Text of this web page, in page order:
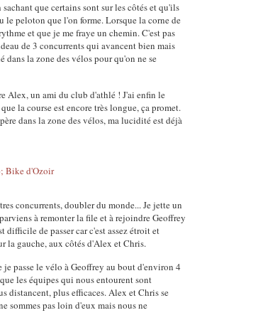
que certains sont sur les côtés et qu'ils
le peloton que l'on forme. Lorsque la corne de
et que je me fraye un chemin. C'est pas
de 3 concurrents qui avancent bien mais
la zone des vélos pour qu'on ne se
Alex, un ami du club d'athlé ! J'ai enfin le
la course est encore très longue, ça promet.
dans la zone des vélos, ma lucidité est déjà
concurrents, doubler du monde... Je jette un
à remonter la file et à rejoindre Geoffrey
de passer car c'est assez étroit et
la gauche, aux côtés d'Alex et Chris.
passe le vélo à Geoffrey au bout d'environ 4
les équipes qui nous entourent sont
distancent, plus efficaces. Alex et Chris se
sommes pas loin d'eux mais nous ne